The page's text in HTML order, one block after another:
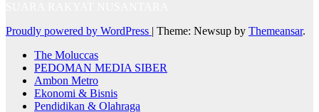
Proudly powered by WordPress | Theme: Newsup by Themeansar.
The Moluccas
PEDOMAN MEDIA SIBER
Ambon Metro
Ekonomi & Bisnis
Pendidikan & Olahraga